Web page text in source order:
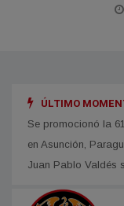
ÚLTIMO
Se promocionó la
en Asunción,